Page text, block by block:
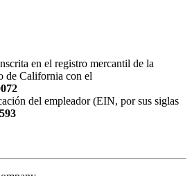
en el registro mercantil de la
de California con el
del empleador (EIN, por sus siglas